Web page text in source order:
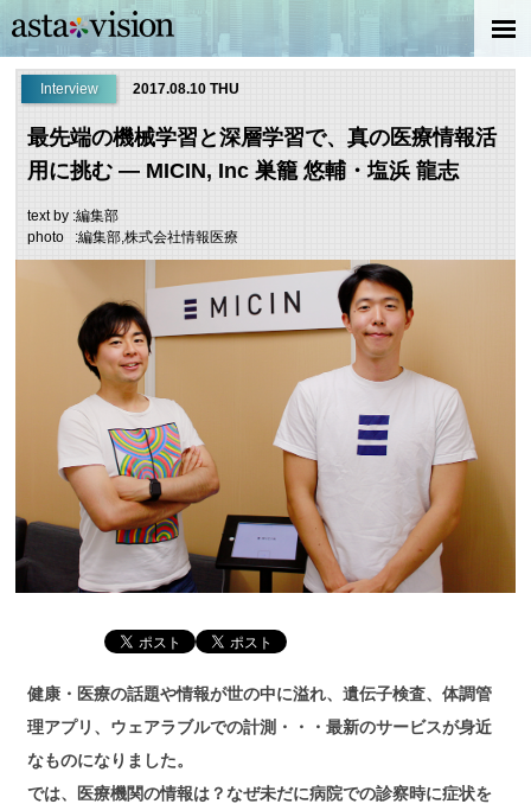
Interview 2017.08.10 THU
最先端の機械学習と深層学習で、真の医療情報活
用に挑む ― MICIN, Inc 巣籠 悠輔・塩浜 龍志
text by :編集部
photo :編集部,株式会社情報医療
健康・医療の話題や情報が世の中に溢れ、遺伝子検査、体調管
理アプリ、ウェアラブルでの計測・・・最新のサービスが身近
なものになりました。
では、医療機関の情報は？なぜ未だに病院での診察時に症状を